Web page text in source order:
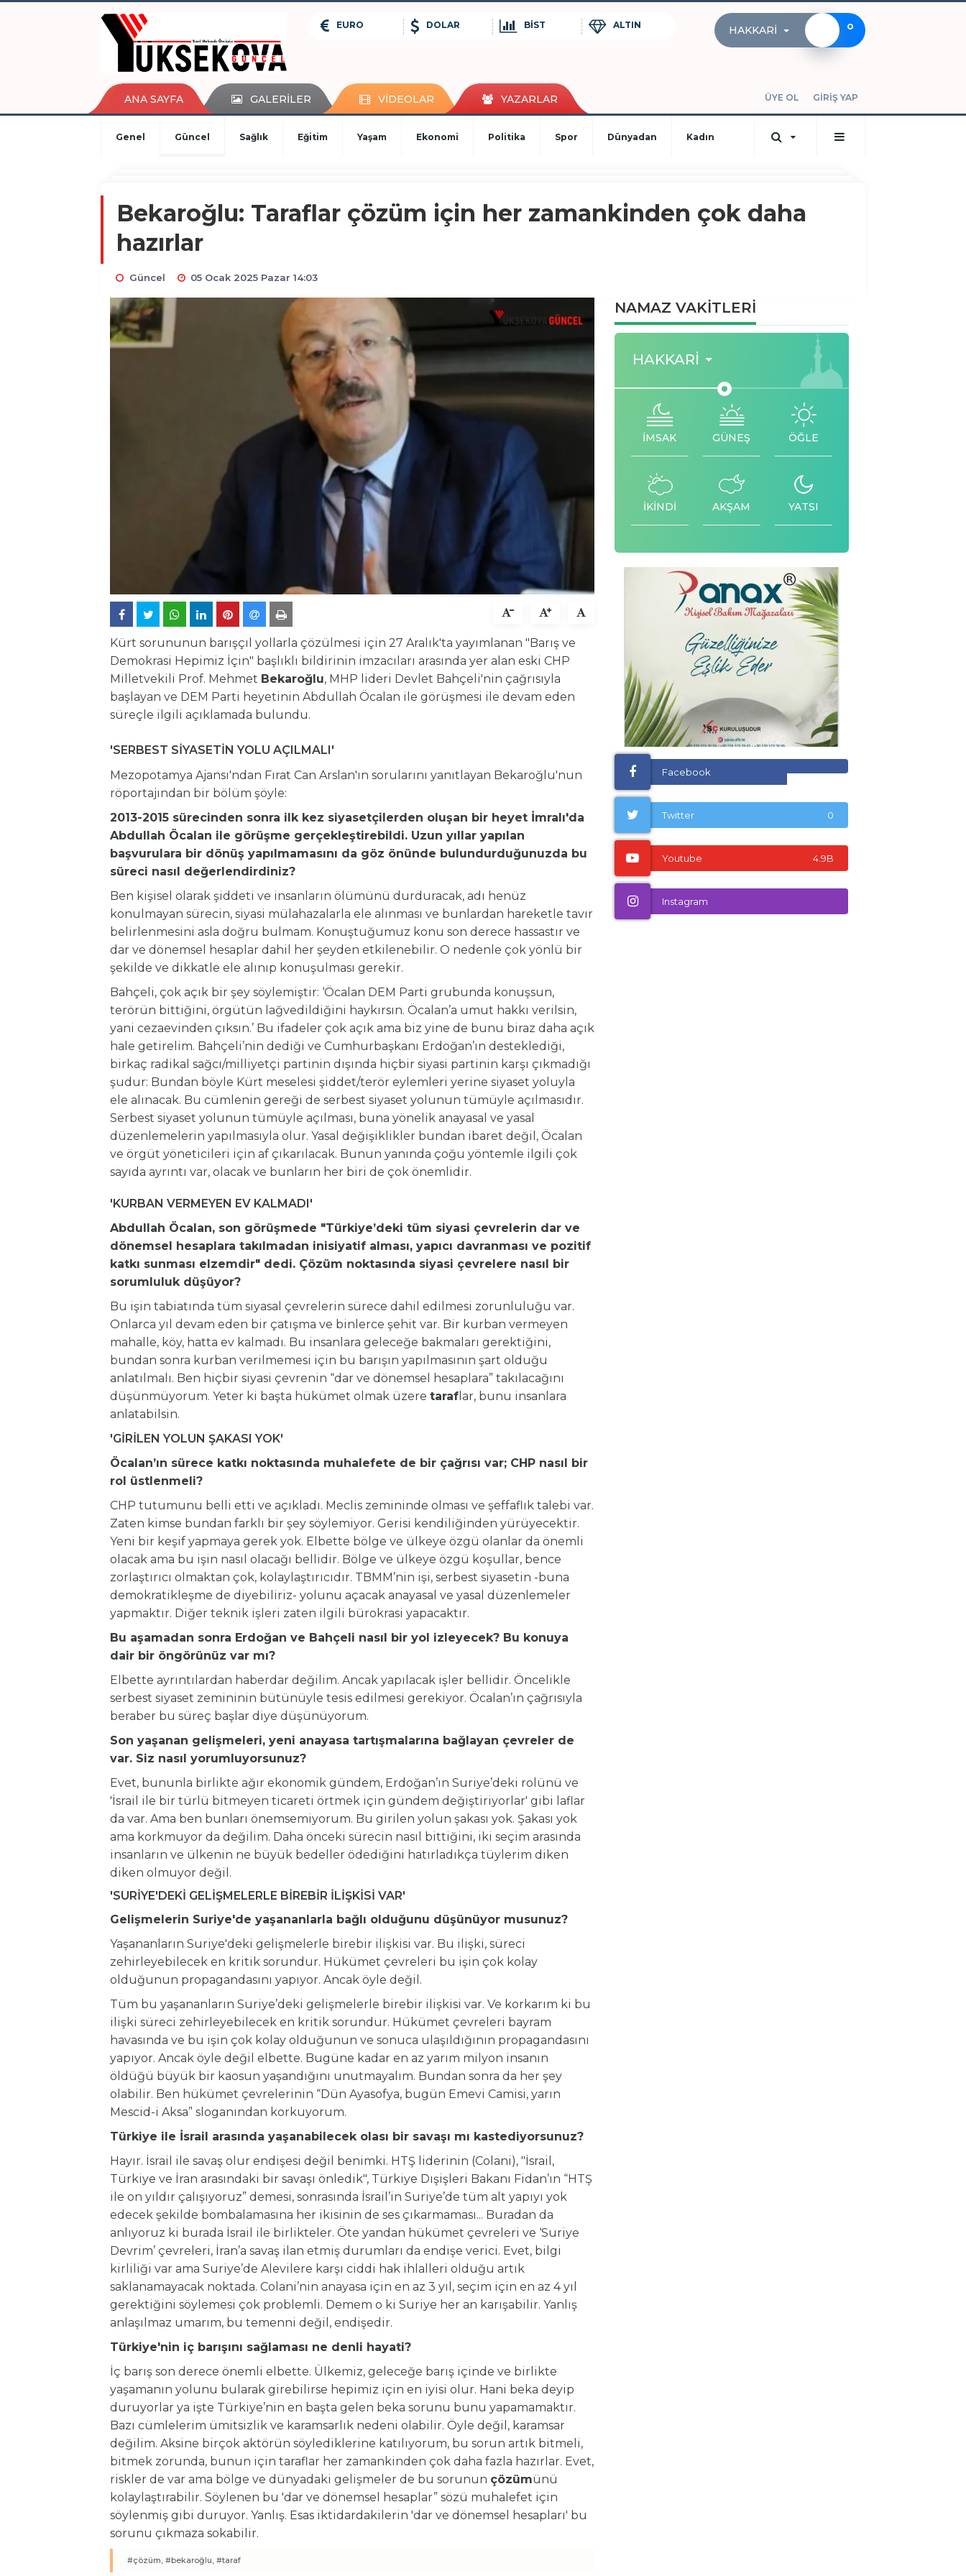
kaçak bahis
deneme bonusu veren siteler
EURO DOLAR BİST ALTIN HAKKARI °
ANA SAYFA GALERİLER VİDEOLAR YAZARLAR ÜYE OL GİRİŞ YAP
Genel Güncel Sağlık Eğitim Yaşam Ekonomi Politika Spor Dünyadan Kadın
Bekaroğlu: Taraflar çözüm için her zamankinden çok daha
hazırlar
Güncel 05 Ocak 2025 Pazar 14:03
Kürt sorununun barışçıl yollarla çözülmesi için 27 Aralık'ta yayımlanan "Barış ve
Demokrasi Hepimiz İçin" başlıklı bildirinin imzacıları arasında yer alan eski CHP
Milletvekili Prof. Mehmet Bekaroğlu, MHP lideri Devlet Bahçeli'nin çağrısıyla
başlayan ve DEM Parti heyetinin Abdullah Öcalan ile görüşmesi ile devam eden
süreçle ilgili açıklamada bulundu.
'SERBEST SİYASETİN YOLU AÇILMALI'
Mezopotamya Ajansı'ndan Fırat Can Arslan'ın sorularını yanıtlayan Bekaroğlu'nun
röportajından bir bölüm şöyle:
2013-2015 sürecinden sonra ilk kez siyasetçilerden oluşan bir heyet İmralı'da
Abdullah Öcalan ile görüşme gerçekleştirebildi. Uzun yıllar yapılan
başvurulara bir dönüş yapılmamasını da göz önünde bulundurduğunuzda bu
süreci nasıl değerlendirdiniz?
Ben kişisel olarak şiddeti ve insanların ölümünü durduracak, adı henüz
konulmayan sürecin, siyasi mülahazalarla ele alınması ve bunlardan hareketle tavır
belirlenmesini asla doğru bulmam. Konuştuğumuz konu son derece hassastır ve
dar ve dönemsel hesaplar dahil her şeyden etkilenebilir. O nedenle çok yönlü bir
şekilde ve dikkatle ele alınıp konuşulması gerekir.
Bahçeli, çok açık bir şey söylemiştir: ‘Öcalan DEM Parti grubunda konuşsun,
terörün bittiğini, örgütün lağvedildiğini haykırsın. Öcalan’a umut hakkı verilsin,
yani cezaevinden çıksın.’ Bu ifadeler çok açık ama biz yine de bunu biraz daha açık
hale getirelim. Bahçeli’nin dediği ve Cumhurbaşkanı Erdoğan’ın desteklediği,
birkaç radikal sağcı/milliyetçi partinin dışında hiçbir siyasi partinin karşı çıkmadığı
şudur: Bundan böyle Kürt meselesi şiddet/terör eylemleri yerine siyaset yoluyla
ele alınacak. Bu cümlenin gereği de serbest siyaset yolunun tümüyle açılmasıdır.
Serbest siyaset yolunun tümüyle açılması, buna yönelik anayasal ve yasal
düzenlemelerin yapılmasıyla olur. Yasal değişiklikler bundan ibaret değil, Öcalan
ve örgüt yöneticileri için af çıkarılacak. Bunun yanında çoğu yöntemle ilgili çok
sayıda ayrıntı var, olacak ve bunların her biri de çok önemlidir.
'KURBAN VERMEYEN EV KALMADI'
Abdullah Öcalan, son görüşmede "Türkiye’deki tüm siyasi çevrelerin dar ve
dönemsel hesaplara takılmadan inisiyatif alması, yapıcı davranması ve pozitif
katkı sunması elzemdir" dedi. Çözüm noktasında siyasi çevrelere nasıl bir
sorumluluk düşüyor?
Bu işin tabiatında tüm siyasal çevrelerin sürece dahil edilmesi zorunluluğu var.
Onlarca yıl devam eden bir çatışma ve binlerce şehit var. Bir kurban vermeyen
mahalle, köy, hatta ev kalmadı. Bu insanlara geleceğe bakmaları gerektiğini,
bundan sonra kurban verilmemesi için bu barışın yapılmasının şart olduğu
anlatılmalı. Ben hiçbir siyasi çevrenin “dar ve dönemsel hesaplara” takılacağını
düşünmüyorum. Yeter ki başta hükümet olmak üzere taraf lar, bunu insanlara
anlatabilsin.
'GİRİLEN YOLUN ŞAKASI YOK'
Öcalan’ın sürece katkı noktasında muhalefete de bir çağrısı var; CHP nasıl bir
rol üstlenmeli?
CHP tutumunu belli etti ve açıkladı. Meclis zemininde olması ve şeffaflık talebi var.
Zaten kimse bundan farklı bir şey söylemiyor. Gerisi kendiliğinden yürüyecektir.
Yeni bir keşif yapmaya gerek yok. Elbette bölge ve ülkeye özgü olanlar da önemli
olacak ama bu işin nasıl olacağı bellidir. Bölge ve ülkeye özgü koşullar, bence
zorlaştırıcı olmaktan çok, kolaylaştırıcıdır. TBMM’nin işi, serbest siyasetin -buna
demokratikleşme de diyebiliriz- yolunu açacak anayasal ve yasal düzenlemeler
yapmaktır. Diğer teknik işleri zaten ilgili bürokrasi yapacaktır.
Bu aşamadan sonra Erdoğan ve Bahçeli nasıl bir yol izleyecek? Bu konuya
dair bir öngörünüz var mı?
Elbette ayrıntılardan haberdar değilim. Ancak yapılacak işler bellidir. Öncelikle
serbest siyaset zemininin bütünüyle tesis edilmesi gerekiyor. Öcalan’ın çağrısıyla
beraber bu süreç başlar diye düşünüyorum.
Son yaşanan gelişmeleri, yeni anayasa tartışmalarına bağlayan çevreler de
var. Siz nasıl yorumluyorsunuz?
Evet, bununla birlikte ağır ekonomik gündem, Erdoğan’ın Suriye’deki rolünü ve
'İsrail ile bir türlü bitmeyen ticareti örtmek için gündem değiştiriyorlar' gibi laflar
da var. Ama ben bunları önemsemiyorum. Bu girilen yolun şakası yok. Şakası yok
ama korkmuyor da değilim. Daha önceki sürecin nasıl bittiğini, iki seçim arasında
insanların ve ülkenin ne büyük bedeller ödediğini hatırladıkça tüylerim diken
diken olmuyor değil.
'SURİYE'DEKİ GELİŞMELERLE BİREBİR İLİŞKİSİ VAR'
Gelişmelerin Suriye'de yaşananlarla bağlı olduğunu düşünüyor musunuz?
Yaşananların Suriye'deki gelişmelerle birebir ilişkisi var. Bu ilişki, süreci
zehirleyebilecek en kritik sorundur. Hükümet çevreleri bu işin çok kolay
olduğunun propagandasını yapıyor. Ancak öyle değil.
Tüm bu yaşananların Suriye’deki gelişmelerle birebir ilişkisi var. Ve korkarım ki bu
ilişki süreci zehirleyebilecek en kritik sorundur. Hükümet çevreleri bayram
havasında ve bu işin çok kolay olduğunun ve sonuca ulaşıldığının propagandasını
yapıyor. Ancak öyle değil elbette. Bugüne kadar en az yarım milyon insanın
öldüğü büyük bir kaosun yaşandığını unutmayalım. Bundan sonra da her şey
olabilir. Ben hükümet çevrelerinin “Dün Ayasofya, bugün Emevi Camisi, yarın
Mescid-i Aksa” sloganından korkuyorum.
Türkiye ile İsrail arasında yaşanabilecek olası bir savaşı mı kastediyorsunuz?
Hayır. İsrail ile savaş olur endişesi değil benimki. HTŞ liderinin (Colani), "İsrail,
Türkiye ve İran arasındaki bir savaşı önledik", Türkiye Dışişleri Bakanı Fidan’ın “HTŞ
ile on yıldır çalışıyoruz” demesi, sonrasında İsrail’in Suriye’de tüm alt yapıyı yok
edecek şekilde bombalamasına her ikisinin de ses çıkarmaması... Buradan da
anlıyoruz ki burada İsrail ile birlikteler. Öte yandan hükümet çevreleri ve ‘Suriye
Devrim’ çevreleri, İran’a savaş ilan etmiş durumları da endişe verici. Evet, bilgi
kirliliği var ama Suriye’de Alevilere karşı ciddi hak ihlalleri olduğu artık
saklanamayacak noktada. Colani’nin anayasa için en az 3 yıl, seçim için en az 4 yıl
gerektiğini söylemesi çok problemli. Demem o ki Suriye her an karışabilir. Yanlış
anlaşılmaz umarım, bu temenni değil, endişedir.
Türkiye'nin iç barışını sağlaması ne denli hayati?
İç barış son derece önemli elbette. Ülkemiz, geleceğe barış içinde ve birlikte
yaşamanın yolunu bularak girebilirse hepimiz için en iyisi olur. Hani beka deyip
duruyorlar ya işte Türkiye’nin en başta gelen beka sorunu bunu yapamamaktır.
Bazı cümlelerim ümitsizlik ve karamsarlık nedeni olabilir. Öyle değil, karamsar
değilim. Aksine birçok aktörün söylediklerine katılıyorum, bu sorun artık bitmeli,
bitmek zorunda, bunun için taraflar her zamankinden çok daha fazla hazırlar. Evet,
riskler de var ama bölge ve dünyadaki gelişmeler de bu sorunun çözümünü
kolaylaştırabilir. Söylenen bu 'dar ve dönemsel hesaplar” sözü muhalefet için
söylenmiş gibi duruyor. Yanlış. Esas iktidardakilerin 'dar ve dönemsel hesapları' bu
sorunu çıkmaza sokabilir.
#çözüm, #bekaroğlu, #taraf
NAMAZ VAKİTLERİ
HAKKARI
İMSAK GÜNEŞ ÖĞLE
İKİNDİ AKŞAM YATSI
Facebook
Twitter 0
Youtube 4.9B
Instagram